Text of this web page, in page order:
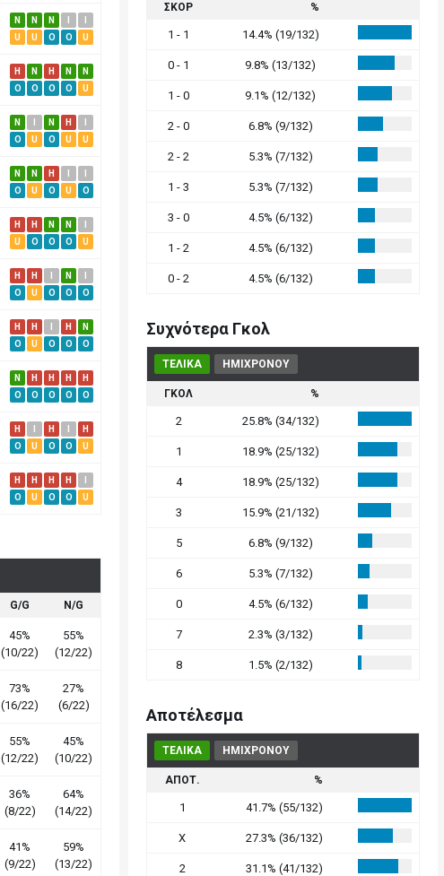
N N N
U
U O O U
H N H N
N
O
O O O U
N N H
O
U O U U
N N H
O
U O U O
H H N N
U
O O O U
H H N
O
U O O O
H H H
N
O
U O O O
N H H H
H
O
O O O O
H H
H
O
U O O U
H H H H
O
U O O U
G/G N/G
45%
(10/22)
55%
(12/22)
73%
(16/22)
27%
(6/22)
55%
(12/22)
45%
(10/22)
36%
(8/22)
64%
(14/22)
41%
(9/22)
59%
(13/22)
ΣΚΟΡ %
1 - 1 14.4% (19/132)
0 - 1 9.8% (13/132)
1 - 0 9.1% (12/132)
2 - 0 6.8% (9/132)
2 - 2 5.3% (7/132)
1 - 3 5.3% (7/132)
3 - 0 4.5% (6/132)
1 - 2 4.5% (6/132)
0 - 2 4.5% (6/132)
Συχνότερα Γκολ
ΤΕΛΙΚΑ ΗΜΙΧΡΟΝΟΥ
ΓΚΟΛ %
2 25.8% (34/132)
1 18.9% (25/132)
4 18.9% (25/132)
3 15.9% (21/132)
5 6.8% (9/132)
6 5.3% (7/132)
0 4.5% (6/132)
7 2.3% (3/132)
8 1.5% (2/132)
Αποτέλεσμα
ΤΕΛΙΚΑ ΗΜΙΧΡΟΝΟΥ
ΑΠΟΤ. %
1 41.7% (55/132)
X 27.3% (36/132)
2 31.1% (41/132)